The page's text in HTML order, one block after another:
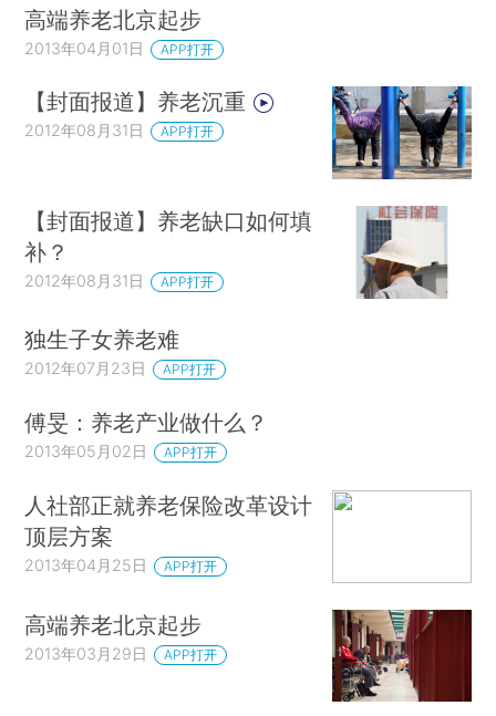
高端养老北京起步
2013年04月01日 APP打开
【封面报道】养老沉重
2012年08月31日 APP打开
【封面报道】养老缺口如何填
补？
2012年08月31日 APP打开
独生子女养老难
2012年07月23日 APP打开
傅旻：养老产业做什么？
2013年05月02日 APP打开
人社部正就养老保险改革设计
顶层方案
2013年04月25日 APP打开
高端养老北京起步
2013年03月29日 APP打开